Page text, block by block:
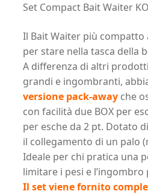
Set Compact Bait Waiter
Il Bait Waiter più compatto
per stare nella tasca della
A differenza di altri
grandi e ingombranti,
versione pack-awayche
con facilità due BOX per
per esche da 2 pt. Dotato
il collegamento di un palo
Ideale per chi pratica una
limitare i pesi e
Il set viene fornito